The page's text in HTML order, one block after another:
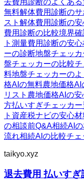
去費用診断のよくある
無料解体費用診断のサ
スト 解体費用診断の
費用診断の比較境界確
ト 測量費用診断の安
ーの診断地盤チェッ
盤チェッカーの比較チ
料地盤チェッカーの
格AIの無料農地価格AI
リスト 農地価格AIの安
方払いすぎチェッカー
ト 資産税ナビの安心材
の相談前Q&A相続AI
流れ相続AIの比較チェ
taikyo.xyz
退去費用 払いすぎ